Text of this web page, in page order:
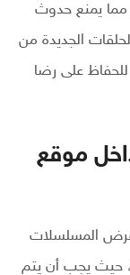
مما يمنع حدوث
الجديدة من
على رضا
موقع
المسلسلات
حيث يجب أن يتم